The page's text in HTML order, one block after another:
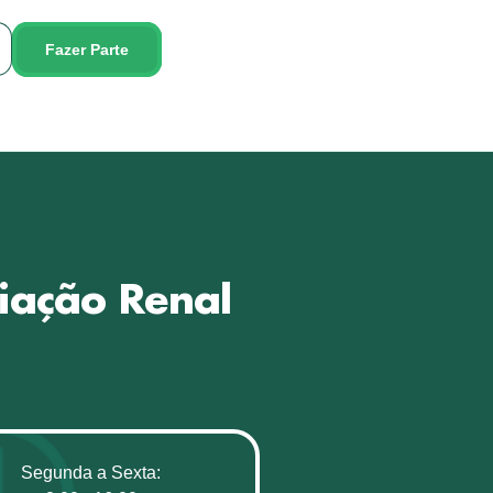
Fazer Parte
Renal
Segunda a Sexta: